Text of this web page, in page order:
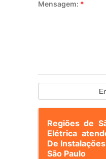
Mensagem: *
Regiões de
Elétrica
De
São Paulo